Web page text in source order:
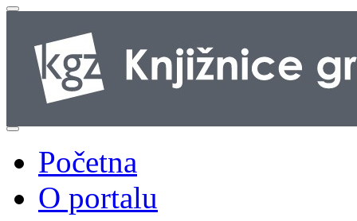
Početna
O portalu